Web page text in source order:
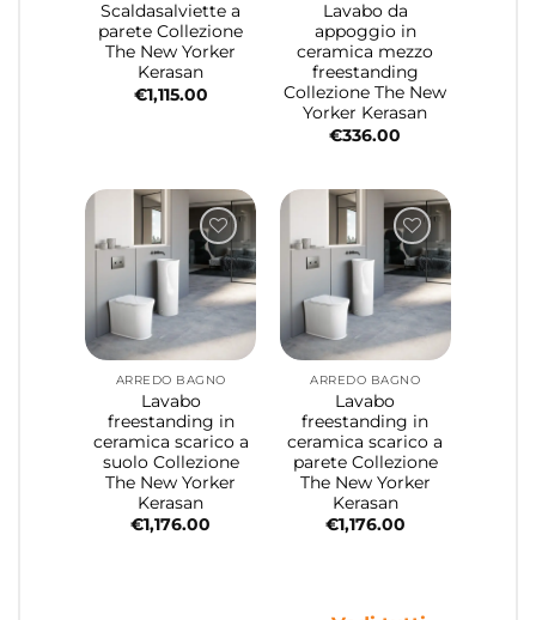
Scaldasalviette a
parete Collezione
The New Yorker
Kerasan
€1,115.00
Lavabo da
appoggio in
ceramica mezzo
freestanding
Collezione The New
Yorker Kerasan
€336.00
ARREDO BAGNO
Lavabo
freestanding in
ceramica scarico a
suolo Collezione
The New Yorker
Kerasan
€1,176.00
ARREDO BAGNO
Lavabo
freestanding in
ceramica scarico a
parete Collezione
The New Yorker
Kerasan
€1,176.00